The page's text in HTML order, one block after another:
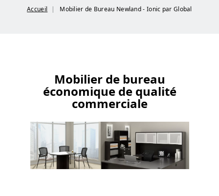
Accueil Mobilier de Bureau Newland - Ionic par Global
Mobilier de bureau
économique de qualité
commerciale